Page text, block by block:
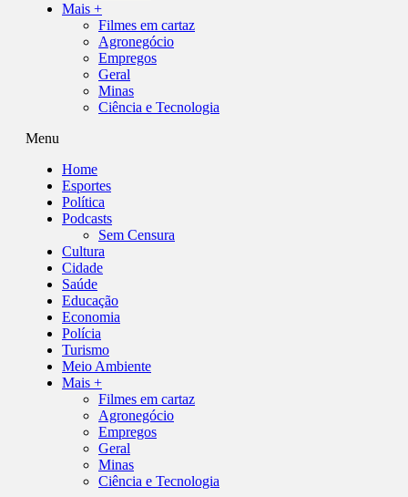
Mais +
Filmes em cartaz
Agronegócio
Empregos
Geral
Minas
Ciência e Tecnologia
Menu
Home
Esportes
Política
Podcasts
Sem Censura
Cultura
Cidade
Saúde
Educação
Economia
Polícia
Turismo
Meio Ambiente
Mais +
Filmes em cartaz
Agronegócio
Empregos
Geral
Minas
Ciência e Tecnologia